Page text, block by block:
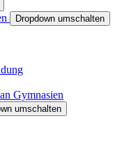
Dropdown umschalten
Gymnasien
umschalten